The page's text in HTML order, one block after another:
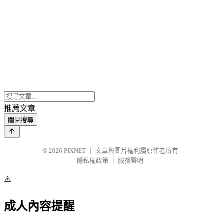
推薦文章
關閉搜尋
© 2026 PIXNET
文章與圖片權利屬原作者所有
隱私權政策
服務聲明
⚠️
成人內容提醒